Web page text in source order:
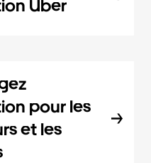
Uber
pour les
et les